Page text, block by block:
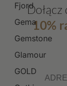
Fjord
Gema
Gemstone
Glamour
GOLD
10%